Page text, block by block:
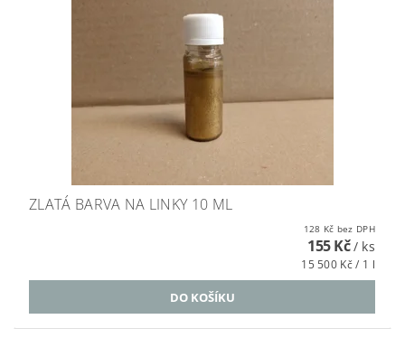
ZLATÁ BARVA NA LINKY 10 ML
128 Kč bez DPH
155 Kč/ ks
15 500 Kč / 1 l